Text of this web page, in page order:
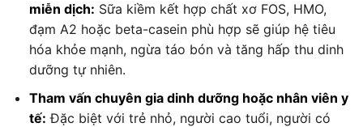
miễn dịch: Sữa kiềm kết hợp chất xơ FOS, HMO,
đạm A2 hoặc beta-casein phù hợp sẽ giúp hệ tiêu
hóa khỏe mạnh, ngừa táo bón và tăng hấp thu dinh
dưỡng tự nhiên.
Tham vấn chuyên gia dinh dưỡng hoặc nhân viên y
tế: Đặc biệt với trẻ nhỏ, người cao tuổi, người có